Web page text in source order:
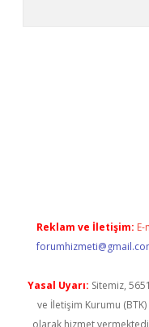
Reklam ve İletişim: E-
Yasal Uyarı: Sitemiz,
ve İletişim Kurumu (BTK)
olarak hizmet